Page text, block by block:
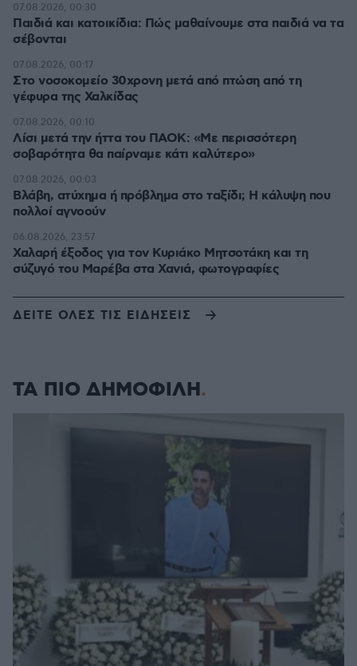
Παιδιά και κατοικίδια: Πώς μαθαίνουμε στα παιδιά να τα
σέβονται
07.08.2026, 00:30
Στο νοσοκομείο 30χρονη μετά από πτώση από τη
γέφυρα της Χαλκίδας
07.08.2026, 00:17
Λίσι μετά την ήττα του ΠΑΟΚ: «Με περισσότερη
σοβαρότητα θα παίρναμε κάτι καλύτερο»
07.08.2026, 00:10
Βλάβη, ατύχημα ή πρόβλημα στο ταξίδι; Η κάλυψη που
πολλοί αγνοούν
07.08.2026, 00:03
Χαλαρή έξοδος για τον Κυριάκο Μητσοτάκη και τη
σύζυγό του Μαρέβα στα Χανιά, φωτογραφίες
06.08.2026, 23:57
ΔΕΙΤΕ ΟΛΕΣ ΤΙΣ ΕΙΔΗΣΕΙΣ
ΤΑ ΠΙΟ ΔΗΜΟΦΙΛΗ